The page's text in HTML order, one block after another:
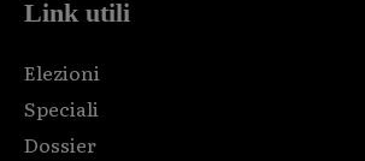
Link utili
Elezioni
Speciali
Dossier